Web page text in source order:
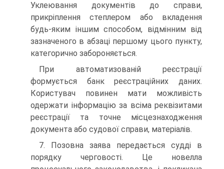
Уклеювання документів до справи,
прикріплення степлером або вкладення
будь-яким іншим способом, відмінним від
зазначеного в абзаці першому цього пункту,
категорично забороняється.
При автоматизованій реєстрації
формується банк реєстраційних даних.
Користувач повинен мати можливість
одержати інформацію за всіма реквізитами
реєстрації та точне місцезнаходження
документа або судової справи, матеріалів.
7. Позовна заява передається судді в
порядку черговості. Це новелла